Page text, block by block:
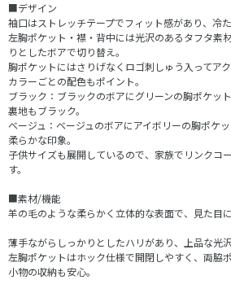
■デザイン
袖口はストレッチテープでフィット感があり、冷た
左胸ポケット・襟・背中には光沢のあるタフタ素
りとしたボアで切り替え。
胸ポケットにはさりげなくロゴ刺しゅう入ってアク
カラーごとの配色もポイント。
ブラック：ブラックのボアにグリーンの胸ポケッ
裏地もブラック。
ベージュ：ベージュのボアにアイボリーの胸ポケ
柔らかな印象。
子供サイズも展開しているので、家族でリンクコ
す。
■素材/機能
羊の毛のような柔らかく立体的な表面で、見た目
薄手ながらしっかりとしたハリがあり、上品な光
左胸ポケットはホック仕様で開閉しやすく、両脇
小物の収納も安心。